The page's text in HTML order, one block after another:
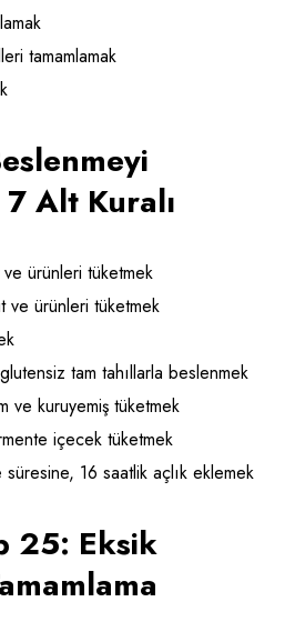
tamamlamak
Alt Kuralı
ürünleri tüketmek
ve ürünleri tüketmek
tam tahıllarla beslenmek
ve kuruyemiş tüketmek
içecek tüketmek
16 saatlik açlık eklemek
25: Eksik